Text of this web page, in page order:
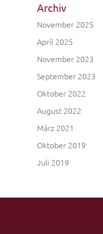
Archiv
November 2025
April 2025
November 2023
September 2023
Oktober 2022
August 2022
März 2021
Oktober 2019
Juli 2019